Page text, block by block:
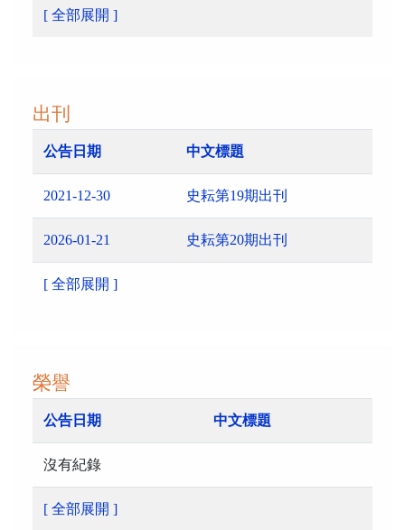
[ 全部展開 ]
出刊
公告日期 中文標題
2021-12-30 史耘第19期出刊
2026-01-21 史耘第20期出刊
[ 全部展開 ]
榮譽
公告日期 中文標題
沒有紀錄
[ 全部展開 ]